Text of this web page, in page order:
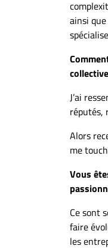
confidentialité
ainsi
J’ai
réputés,
Alors
me
Vous
Ce sont
faire
les